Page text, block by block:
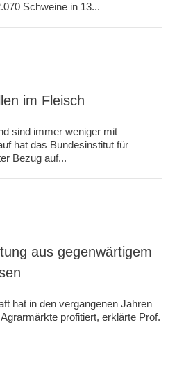
Schweine in 13...
im Fleisch
sind immer weniger mit
hat das Bundesinstitut für
Bezug auf...
aus gegenwärtigem
hat in den vergangenen Jahren
profitiert, erklärte Prof.